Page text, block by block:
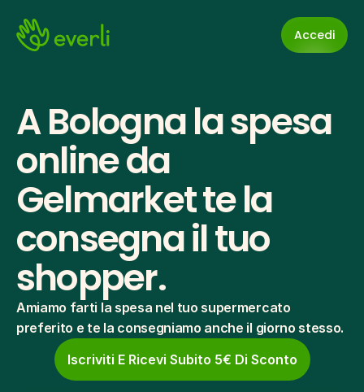
Accedi
A Bologna la spesa
online da
Gelmarket te la
consegna il tuo
shopper.
Amiamo farti la spesa nel tuo supermercato
preferito e te la consegniamo anche il giorno stesso.
Iscriviti E Ricevi Subito 5€ Di Sconto